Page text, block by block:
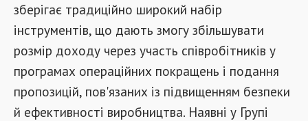
зберігає традиційно широкий набір
інструментів, що дають змогу збільшувати
розмір доходу через участь співробітників у
програмах операційних покращень і подання
пропозицій, пов'язаних із підвищенням безпеки
й ефективності виробництва. Наявні у Групі